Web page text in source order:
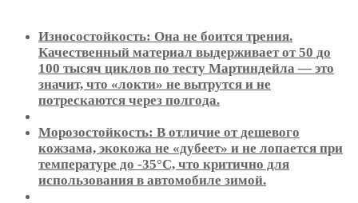
Износостойкость: Она не боится трения.
Качественный материал выдерживает от 50 до
100 тысяч циклов по тесту Мартиндейла — это
значит, что «локти» не вытрутся и не
потрескаются через полгода.
Морозостойкость: В отличие от дешевого
кожзама, экокожа не «дубеет» и не лопается при
температуре до -35°C, что критично для
использования в автомобиле зимой.